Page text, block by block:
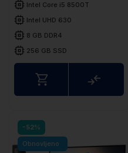
Intel Core i5 8500T
Intel UHD 630
8 GB DDR4
256 GB SSD
-52%
Obnovljeno